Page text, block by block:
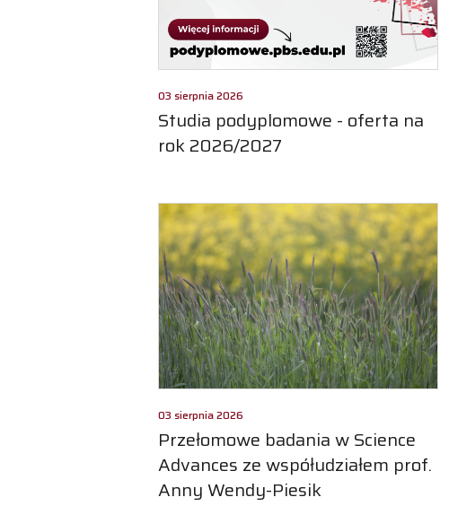
03 sierpnia 2026
Studia podyplomowe - oferta na
rok 2026/2027
03 sierpnia 2026
Przełomowe badania w Science
Advances ze współudziałem prof.
Anny Wendy-Piesik